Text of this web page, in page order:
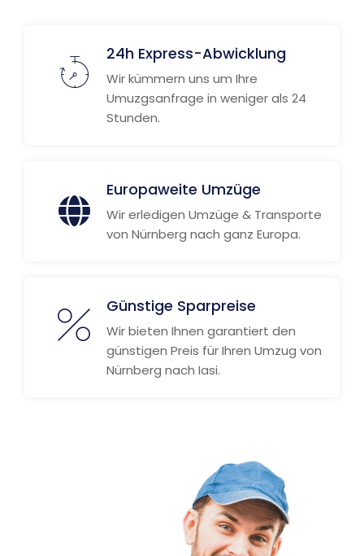
24h Express-Abwicklung
Wir kümmern uns um Ihre
Umuzgsanfrage in weniger als 24
Stunden.
Europaweite Umzüge
Wir erledigen Umzüge & Transporte
von Nürnberg nach ganz Europa.
Günstige Sparpreise
Wir bieten Ihnen garantiert den
günstigen Preis für Ihren Umzug von
Nürnberg nach Iasi.